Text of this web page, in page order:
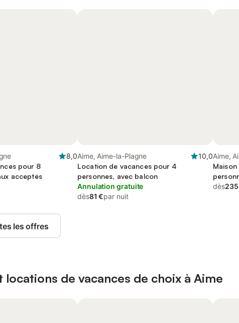
8,0
pour 8
acceptés
Aime, Aime-la-Plagne
10,0
Location de vacances pour 4
personnes, avec balcon
Annulation gratuite
dès81 €par nuit
Aime,
dès235
les offres
locations de vacances de choix à Aime